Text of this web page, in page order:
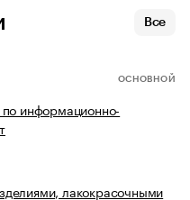
Все
ОСНОВНОЙ
по информационно-
лакокрасочными